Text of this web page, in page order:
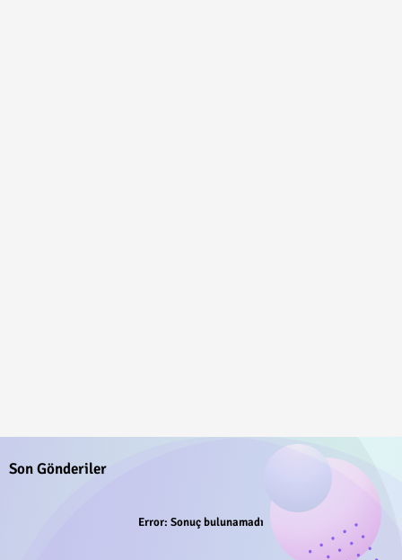
Son Gönderiler
Error: Sonuç bulunamadı